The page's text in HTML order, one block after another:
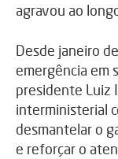
agravou ao
Desde janeiro
emergência em
presidente Luiz
interministerial
desmantelar o
e reforçar o